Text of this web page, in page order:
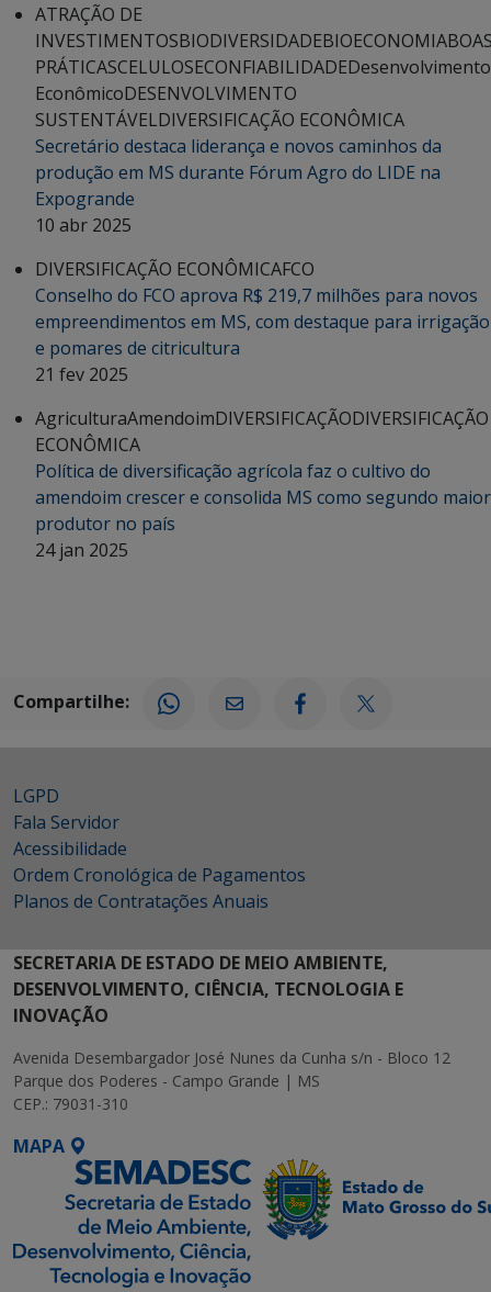
ATRAÇÃO DE
INVESTIMENTOSBIODIVERSIDADEBIOECONOMIA
PRÁTICASCELULOSECONFIABILIDADEDesenvolvimento
EconômicoDESENVOLVIMENTO
SUSTENTÁVELDIVERSIFICAÇÃO ECONÔMICA
Secretário destaca liderança e novos caminhos da
produção em MS durante Fórum Agro do LIDE na
Expogrande
10 abr 2025
DIVERSIFICAÇÃO ECONÔMICAFCO
Conselho do FCO aprova R$ 219,7 milhões para novos
empreendimentos em MS, com destaque para irrigação
e pomares de citricultura
21 fev 2025
AgriculturaAmendoimDIVERSIFICAÇÃODIVERSIFICAÇÃO
ECONÔMICA
Política de diversificação agrícola faz o cultivo do
amendoim crescer e consolida MS como segundo maior
produtor no país
24 jan 2025
Compartilhe:
LGPD
Fala Servidor
Acessibilidade
Ordem Cronológica de Pagamentos
Planos de Contratações Anuais
SECRETARIA DE ESTADO DE MEIO AMBIENTE,
DESENVOLVIMENTO, CIÊNCIA, TECNOLOGIA E
INOVAÇÃO
Avenida Desembargador José Nunes da Cunha s/n - Bloco 12
Parque dos Poderes - Campo Grande | MS
CEP.: 79031-310
MAPA